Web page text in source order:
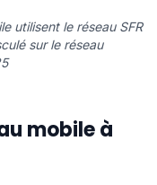
utilisent le réseau SFR
sur le réseau
mobile à